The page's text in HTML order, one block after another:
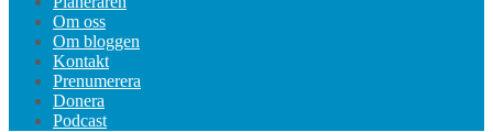
Om oss
Om bloggen
Kontakt
Prenumerera
Donera
Podcast